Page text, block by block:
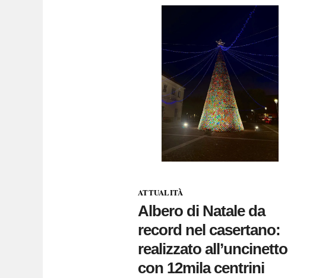
ATTUALITÀ
Albero di Natale da
record nel casertano:
realizzato all’uncinetto
con 12mila centrini